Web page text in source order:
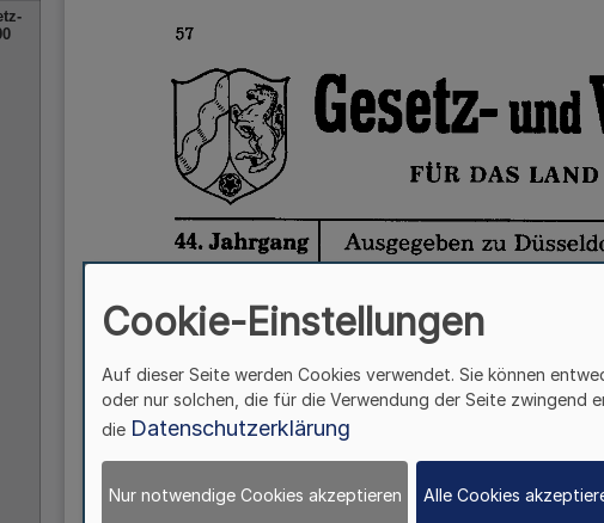
Cookie-Einstellungen
Auf dieser Seite werden Cookies verwendet. Sie können
oder nur solchen, die für die Verwendung der Seite zwingend
die Datenschutzerklärung
Nur notwendige Cookies akzeptieren Alle Cookies